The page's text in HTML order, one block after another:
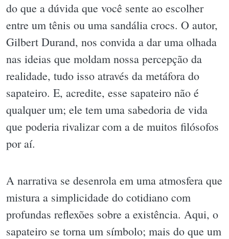
do que a dúvida que você sente ao escolher
entre um tênis ou uma sandália crocs. O autor,
Gilbert Durand, nos convida a dar uma olhada
nas ideias que moldam nossa percepção da
realidade, tudo isso através da metáfora do
sapateiro. E, acredite, esse sapateiro não é
qualquer um; ele tem uma sabedoria de vida
que poderia rivalizar com a de muitos filósofos
por aí.
A narrativa se desenrola em uma atmosfera que
mistura a simplicidade do cotidiano com
profundas reflexões sobre a existência. Aqui, o
sapateiro se torna um símbolo; mais do que um